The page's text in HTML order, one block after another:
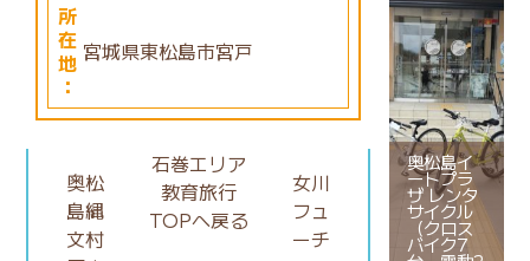
所
在
地
：
宮城県東松島市宮戸
奥松
島縄
文村
石巻エリア
教育旅行
TOPへ戻る
女川
フュ
ーチ
奥松島イ
ートプラ
ザ レンタ
サイクル
（クロス
バイク7